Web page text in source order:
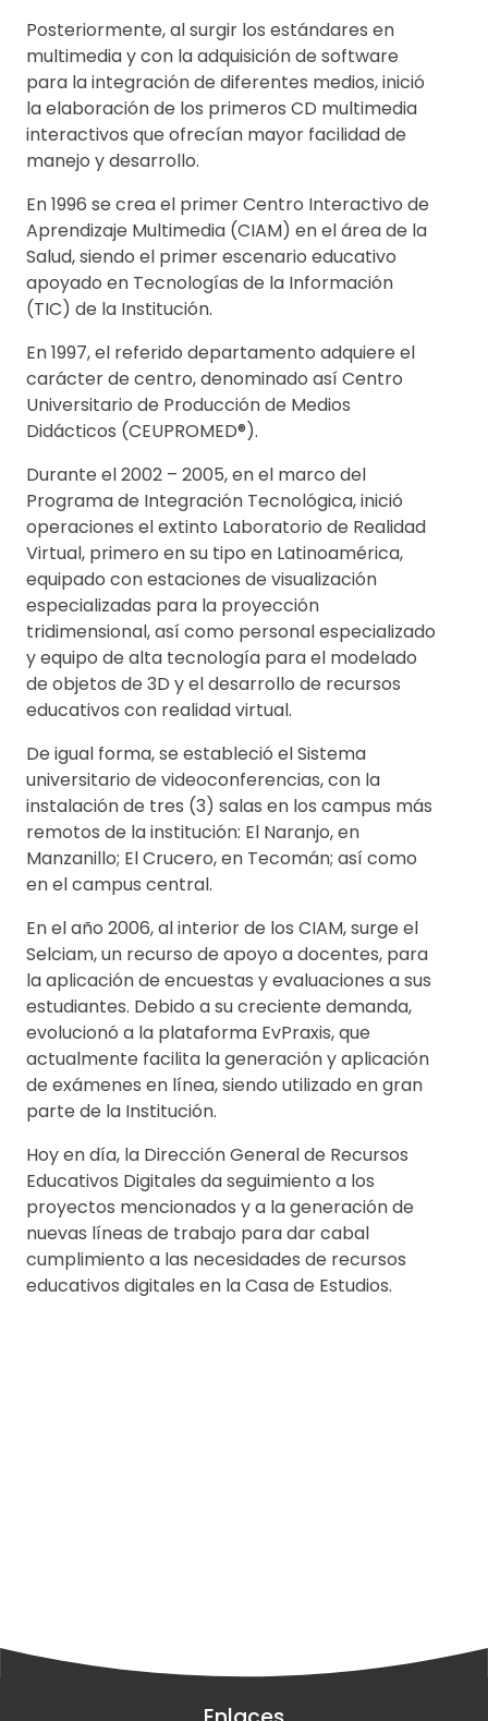
Posteriormente, al surgir los estándares en
multimedia y con la adquisición de software
para la integración de diferentes medios, inició
la elaboración de los primeros CD multimedia
interactivos que ofrecían mayor facilidad de
manejo y desarrollo.
En 1996 se crea el primer Centro Interactivo de
Aprendizaje Multimedia (CIAM) en el área de la
Salud, siendo el primer escenario educativo
apoyado en Tecnologías de la Información
(TIC) de la Institución.
En 1997, el referido departamento adquiere el
carácter de centro, denominado así Centro
Universitario de Producción de Medios
Didácticos (CEUPROMED®).
Durante el 2002 – 2005, en el marco del
Programa de Integración Tecnológica, inició
operaciones el extinto Laboratorio de Realidad
Virtual, primero en su tipo en Latinoamérica,
equipado con estaciones de visualización
especializadas para la proyección
tridimensional, así como personal especializado
y equipo de alta tecnología para el modelado
de objetos de 3D y el desarrollo de recursos
educativos con realidad virtual.
De igual forma, se estableció el Sistema
universitario de videoconferencias, con la
instalación de tres (3) salas en los campus más
remotos de la institución: El Naranjo, en
Manzanillo; El Crucero, en Tecomán; así como
en el campus central.
En el año 2006, al interior de los CIAM, surge el
Selciam, un recurso de apoyo a docentes, para
la aplicación de encuestas y evaluaciones a sus
estudiantes. Debido a su creciente demanda,
evolucionó a la plataforma EvPraxis, que
actualmente facilita la generación y aplicación
de exámenes en línea, siendo utilizado en gran
parte de la Institución.
Hoy en día, la Dirección General de Recursos
Educativos Digitales da seguimiento a los
proyectos mencionados y a la generación de
nuevas líneas de trabajo para dar cabal
cumplimiento a las necesidades de recursos
educativos digitales en la Casa de Estudios.